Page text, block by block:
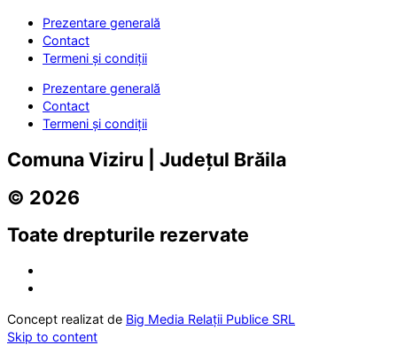
Prezentare generală
Contact
Termeni și condiții
Prezentare generală
Contact
Termeni și condiții
Comuna Viziru | Județul Brăila
© 2026
Toate drepturile rezervate
Concept realizat de Big Media Relații Publice SRL
Skip to content